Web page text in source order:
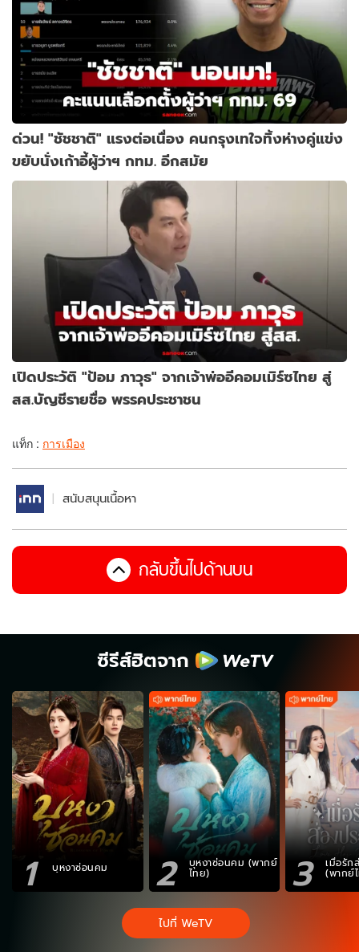
ด่วน! "ชัชชาติ" แรงต่อเนื่อง คนกรุงเทใจทิ้งห่างคู่แข่ง
ขยับนั่งเก้าอี้ผู้ว่าฯ กทม. อีกสมัย
เปิดประวัติ "ป้อม ภาวุธ" จากเจ้าพ่ออีคอมเมิร์ซไทย สู่
สส.บัญชีรายชื่อ พรรคประชาชน
แท็ก : การเมือง
สนับสนุนเนื้อหา
กลับขึ้นไปด้านบน
ซีรีส์ฮิตจาก
1 บุหงาซ่อนคม 2 บุหงาซ่อนคม (พากย์
ไทย) 3 เมื่อรัก
(พากย์
ไปที่ WeTV